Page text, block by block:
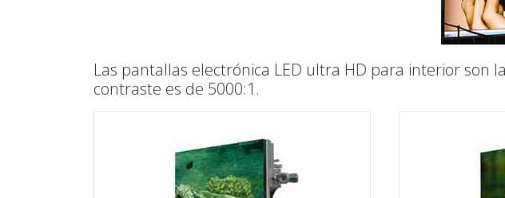
Las pantallas electrónica LED ultra HD para interior son
contraste es de 5000:1.